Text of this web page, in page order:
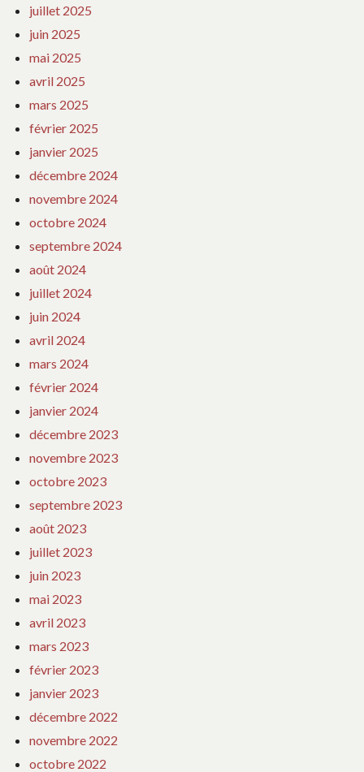
juillet 2025
juin 2025
mai 2025
avril 2025
mars 2025
février 2025
janvier 2025
décembre 2024
novembre 2024
octobre 2024
septembre 2024
août 2024
juillet 2024
juin 2024
avril 2024
mars 2024
février 2024
janvier 2024
décembre 2023
novembre 2023
octobre 2023
septembre 2023
août 2023
juillet 2023
juin 2023
mai 2023
avril 2023
mars 2023
février 2023
janvier 2023
décembre 2022
novembre 2022
octobre 2022